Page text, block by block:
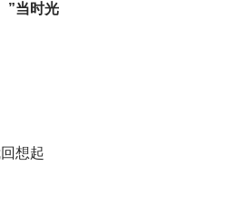
”当时光
想起